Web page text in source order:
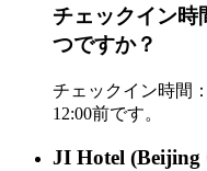
チェックイン時
つですか？
チェックイン時間
12:00前です。
JI Hotel